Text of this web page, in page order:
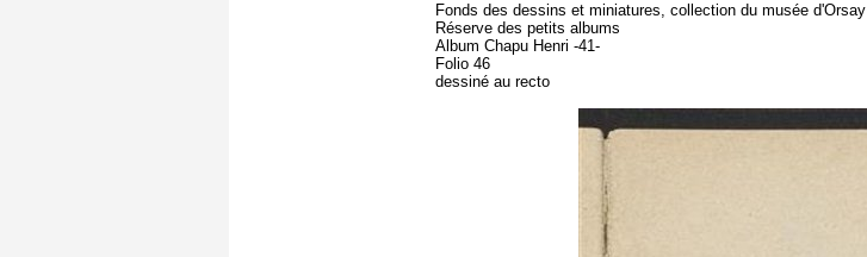
Fonds des dessins et miniatures, collection du musée d'Orsay
Réserve des petits albums
Album Chapu Henri -41-
Folio 46
dessiné au recto